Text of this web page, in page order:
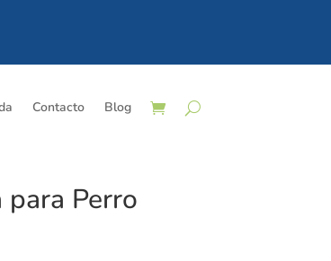
Contacto Blog
para Perro